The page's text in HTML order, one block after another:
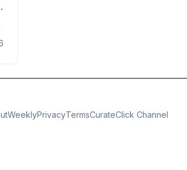
WeeklyPrivacyTermsCurateClick Channel